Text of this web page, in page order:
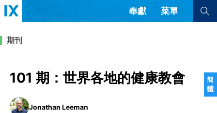
簡
體
奉獻 菜單
查看全部
查看全部
期刊
101 期：世界各地的健康教會
Jonathan Leeman